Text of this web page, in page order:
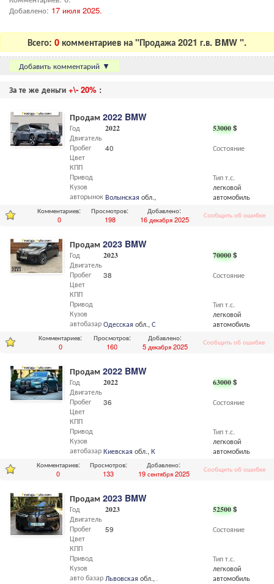
Добавлено: 17 июля 2025.
Всего: 0 комментариев на "Продажа 2021 г.в. BMW ".
Добавить комментарий ▼
За те же деньги +\- 20% :
Продам 2022 BMW
53000$
Состояние
Тип т.с.
легковой
автомобиль
Год
Двигатель
Пробег
Цвет
КПП
Привод
Кузов
авторынок
2022
40
Волынская обл.,
Комментариев:
0
Просмотров:
198
Добавлено:
16 декабря 2025
Сообщить об ошибке
Продам 2023 BMW
70000$
Состояние
Тип т.с.
легковой
автомобиль
Год
Двигатель
Пробег
Цвет
КПП
Привод
Кузов
автобазар
2023
38
Одесская обл.,Одесса
Комментариев:
0
Просмотров:
160
Добавлено:
5 декабря 2025
Сообщить об ошибке
Продам 2022 BMW
63000$
Состояние
Тип т.с.
легковой
автомобиль
Год
Двигатель
Пробег
Цвет
КПП
Привод
Кузов
автобазар
2022
36
Киевская обл.,Киев
Комментариев:
0
Просмотров:
133
Добавлено:
19 сентября 2025
Сообщить об ошибке
Продам 2023 BMW
52500$
Состояние
Тип т.с.
легковой
автомобиль
Год
Двигатель
Пробег
Цвет
КПП
Привод
Кузов
авто базар
2023
59
Львовская обл.,Львов